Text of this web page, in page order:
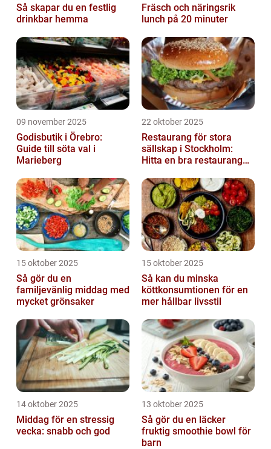
Så skapar du en festlig
drinkbar hemma
Fräsch och näringsrik
lunch på 20 minuter
09 november 2025
Godisbutik i Örebro:
Guide till söta val i
Marieberg
22 oktober 2025
Restaurang för stora
sällskap i Stockholm:
Hitta en bra restaurang
15 oktober 2025
Så gör du en
familjevänlig middag med
mycket grönsaker
15 oktober 2025
Så kan du minska
köttkonsumtionen för en
mer hållbar livsstil
14 oktober 2025
Middag för en stressig
vecka: snabb och god
13 oktober 2025
Så gör du en läcker
fruktig smoothie bowl för
barn